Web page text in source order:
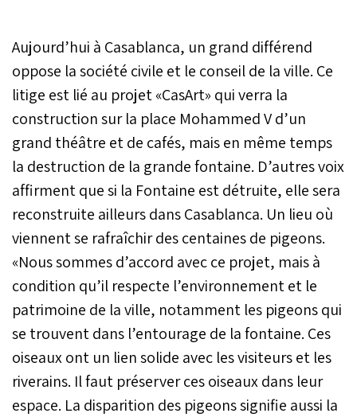
Aujourd’hui à Casablanca, un grand différend
oppose la société civile et le conseil de la ville. Ce
litige est lié au projet «CasArt» qui verra la
construction sur la place Mohammed V d’un
grand théâtre et de cafés, mais en même temps
la destruction de la grande fontaine. D’autres voix
affirment que si la Fontaine est détruite, elle sera
reconstruite ailleurs dans Casablanca. Un lieu où
viennent se rafraîchir des centaines de pigeons.
«Nous sommes d’accord avec ce projet, mais à
condition qu’il respecte l’environnement et le
patrimoine de la ville, notamment les pigeons qui
se trouvent dans l’entourage de la fontaine. Ces
oiseaux ont un lien solide avec les visiteurs et les
riverains. Il faut préserver ces oiseaux dans leur
espace. La disparition des pigeons signifie aussi la